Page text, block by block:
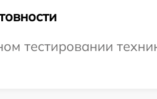
тестировании